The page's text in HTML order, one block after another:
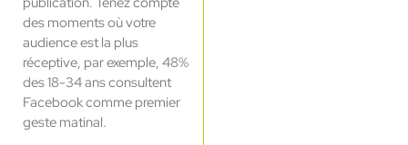
des moments où votre
audience est la plus
réceptive, par exemple, 48%
des 18-34 ans consultent
Facebook comme premier
geste matinal.